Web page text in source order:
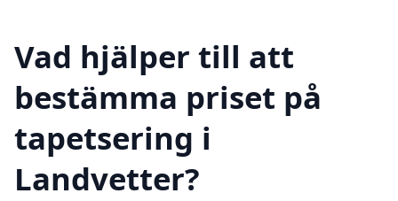
Vad hjälper till att
bestämma priset på
tapetsering i
Landvetter?